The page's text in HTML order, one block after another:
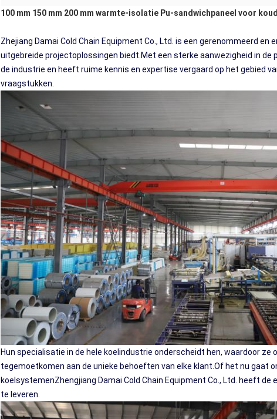
100 mm 150 mm 200 mm warmte-isolatie Pu-sandwichpaneel voor
Zhejiang Damai Cold Chain Equipment Co., Ltd. is een gerenommeerd
uitgebreide projectoplossingen biedt.Met een sterke aanwezigheid in de
de industrie en heeft ruime kennis en expertise vergaard op het gebied
vraagstukken.
Hun specialisatie in de hele koelindustrie onderscheidt hen, waardoor
tegemoetkomen aan de unieke behoeften van elke klant.Of het nu gaat
koelsystemenZhengjiang Damai Cold Chain Equipment Co., Ltd. heeft
te leveren.